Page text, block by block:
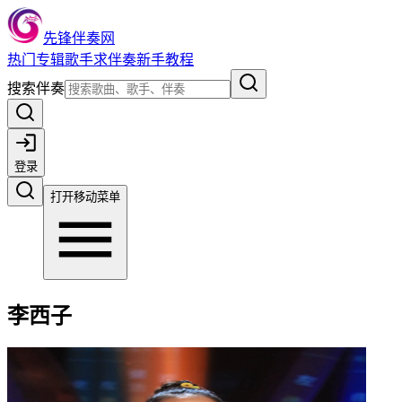
先锋伴奏网
热门 专辑歌手求伴奏新手教程
搜索伴奏
登录
打开移动菜单
李西子